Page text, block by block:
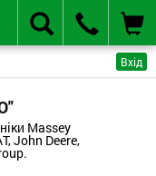
Вхід
Massey
John Deere,